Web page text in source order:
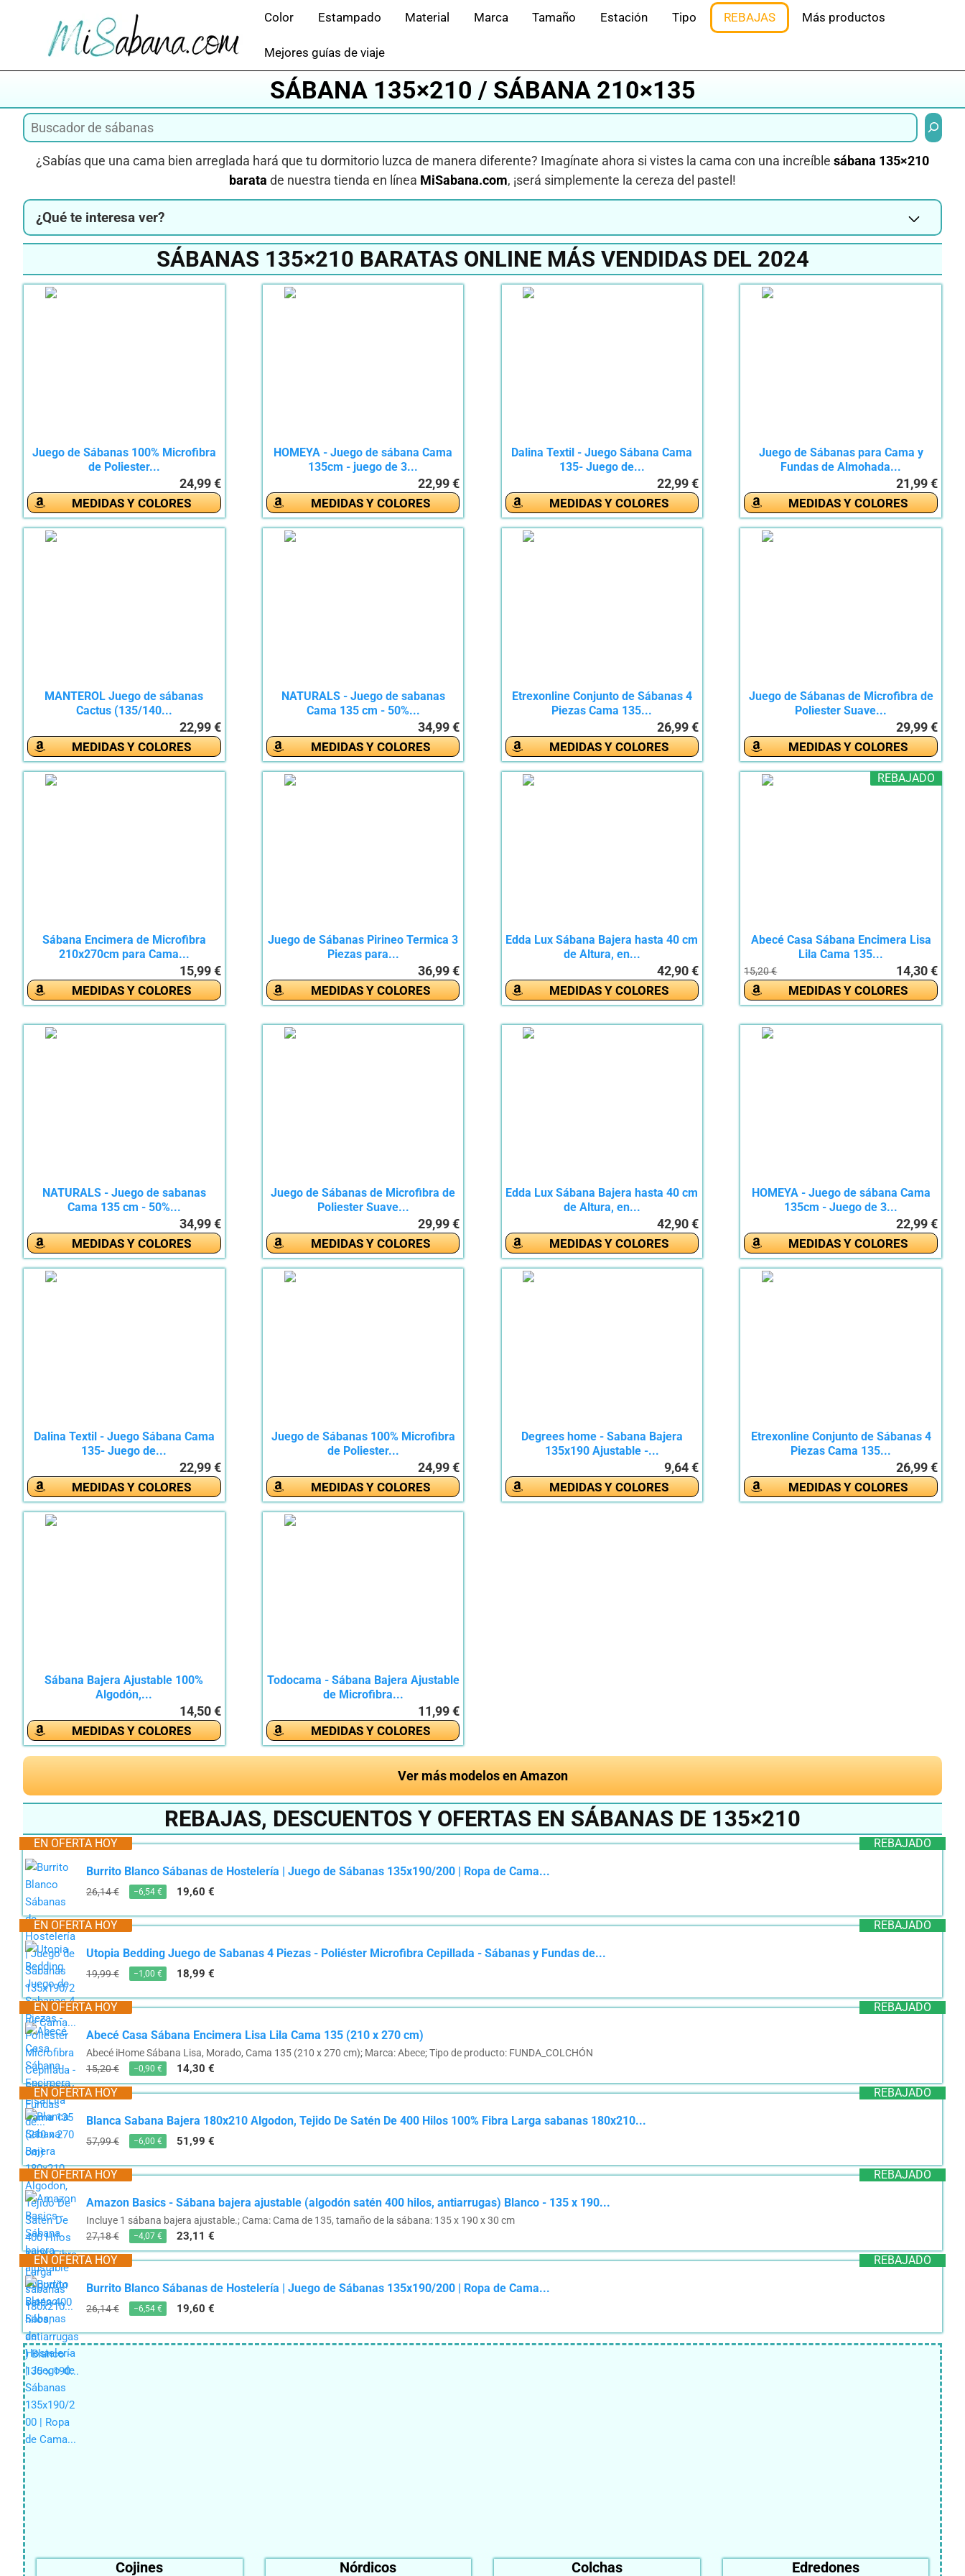
Color Estampado Material Marca Tamaño Estación Tipo REBAJAS Más productos
Mejores guías de viaje
SÁBANA 135×210 / SÁBANA 210×135
Buscar
¿Sabías que una cama bien arreglada hará que tu dormitorio luzca de manera diferente? Imagínate ahora si vistes la cama con una increíble sábana 135×210
barata de nuestra tienda en línea MiSabana.com, ¡será simplemente la cereza del pastel!
¿Qué te interesa ver?
SÁBANAS 135×210 BARATAS ONLINE MÁS VENDIDAS DEL 2024
Juego de Sábanas 100% Microfibra
de Poliester...
24,99 €
MEDIDAS Y COLORES
HOMEYA - Juego de sábana Cama
135cm - juego de 3...
22,99 €
MEDIDAS Y COLORES
Dalina Textil - Juego Sábana Cama
135- Juego de...
22,99 €
MEDIDAS Y COLORES
Juego de Sábanas para Cama y
Fundas de Almohada...
21,99 €
MEDIDAS Y COLORES
MANTEROL Juego de sábanas
Cactus (135/140...
22,99 €
MEDIDAS Y COLORES
NATURALS - Juego de sabanas
Cama 135 cm - 50%...
34,99 €
MEDIDAS Y COLORES
Etrexonline Conjunto de Sábanas 4
Piezas Cama 135...
26,99 €
MEDIDAS Y COLORES
Juego de Sábanas de Microfibra de
Poliester Suave...
29,99 €
MEDIDAS Y COLORES
Sábana Encimera de Microfibra
210x270cm para Cama...
15,99 €
MEDIDAS Y COLORES
Juego de Sábanas Pirineo Termica 3
Piezas para...
36,99 €
MEDIDAS Y COLORES
Edda Lux Sábana Bajera hasta 40 cm
de Altura, en...
42,90 €
MEDIDAS Y COLORES
REBAJADO
Abecé Casa Sábana Encimera Lisa
Lila Cama 135...
15,20 € 14,30 €
MEDIDAS Y COLORES
NATURALS - Juego de sabanas
Cama 135 cm - 50%...
34,99 €
MEDIDAS Y COLORES
Juego de Sábanas de Microfibra de
Poliester Suave...
29,99 €
MEDIDAS Y COLORES
Edda Lux Sábana Bajera hasta 40 cm
de Altura, en...
42,90 €
MEDIDAS Y COLORES
HOMEYA - Juego de sábana Cama
135cm - Juego de 3...
22,99 €
MEDIDAS Y COLORES
Dalina Textil - Juego Sábana Cama
135- Juego de...
22,99 €
MEDIDAS Y COLORES
Juego de Sábanas 100% Microfibra
de Poliester...
24,99 €
MEDIDAS Y COLORES
Degrees home - Sabana Bajera
135x190 Ajustable -...
9,64 €
MEDIDAS Y COLORES
Etrexonline Conjunto de Sábanas 4
Piezas Cama 135...
26,99 €
MEDIDAS Y COLORES
Sábana Bajera Ajustable 100%
Algodón,...
14,50 €
MEDIDAS Y COLORES
Todocama - Sábana Bajera Ajustable
de Microfibra...
11,99 €
MEDIDAS Y COLORES
Ver más modelos en Amazon
REBAJAS, DESCUENTOS Y OFERTAS EN SÁBANAS DE 135×210
REBAJADO
EN OFERTA HOY
Burrito Blanco Sábanas de Hostelería | Juego de Sábanas 135x190/200 | Ropa de Cama...
26,14 € −6,54 € 19,60 €
REBAJADO
EN OFERTA HOY
Utopia Bedding Juego de Sabanas 4 Piezas - Poliéster Microfibra Cepillada - Sábanas y Fundas de...
19,99 € −1,00 € 18,99 €
REBAJADO
EN OFERTA HOY
Abecé Casa Sábana Encimera Lisa Lila Cama 135 (210 x 270 cm)
Abecé iHome Sábana Lisa, Morado, Cama 135 (210 x 270 cm); Marca: Abece; Tipo de producto: FUNDA_COLCHÓN
15,20 €
−0,90 € 14,30 €
REBAJADO
EN OFERTA HOY
Blanca Sabana Bajera 180x210 Algodon, Tejido De Satén De 400 Hilos 100% Fibra Larga sabanas 180x210...
57,99 € −6,00 € 51,99 €
REBAJADO
EN OFERTA HOY
Amazon Basics - Sábana bajera ajustable (algodón satén 400 hilos, antiarrugas) Blanco - 135 x 190...
Incluye 1 sábana bajera ajustable.; Cama: Cama de 135, tamaño de la sábana: 135 x 190 x 30 cm
27,18 €
−4,07 € 23,11 €
REBAJADO
EN OFERTA HOY
Burrito Blanco Sábanas de Hostelería | Juego de Sábanas 135x190/200 | Ropa de Cama...
26,14 € −6,54 € 19,60 €
Cojines Nórdicos Colchas Edredones